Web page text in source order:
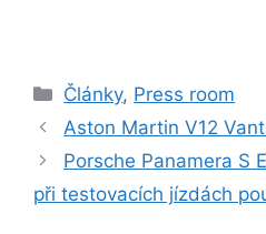
Rubriky
Články, Press room
Aston Martin V12
Porsche Panamera S
při testovacích jízdách